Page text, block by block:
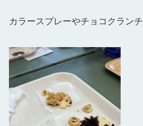
カラースプレーやチョコクランチ